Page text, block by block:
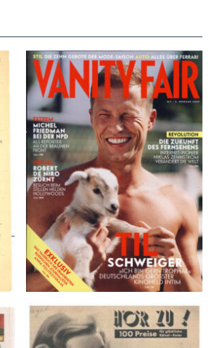
VANITY FAIR – Nr. 7 – 8.
Februar 2007